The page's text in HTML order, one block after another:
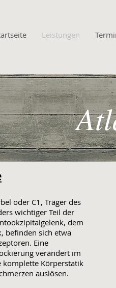
Leistungen
oder C1, Träger des
wichtiger Teil der
dem
befinden sich etwa
Eine
verändert im
komplette Körperstatik
auslösen.